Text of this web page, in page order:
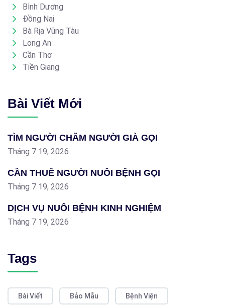
Bình Dương
Đồng Nai
Bà Rịa Vũng Tàu
Long An
Cần Thơ
Tiền Giang
Bài Viết Mới
TÌM NGƯỜI CHĂM NGƯỜI GIÀ GỌI
Tháng 7 19, 2026
CẦN THUÊ NGƯỜI NUÔI BỆNH GỌI
Tháng 7 19, 2026
DỊCH VỤ NUÔI BỆNH KINH NGHIỆM
Tháng 7 19, 2026
Tags
Bài Viết Bảo Mẫu Bệnh Viện